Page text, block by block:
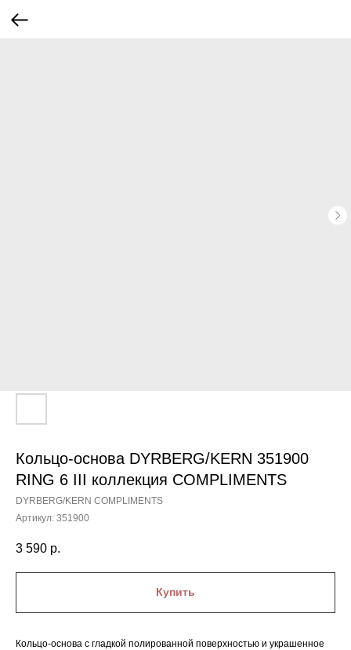
Кольцо-основа DYRBERG/KERN 351900
RING 6 III коллекция COMPLIMENTS
DYRBERG/KERN COMPLIMENTS
Артикул: 351900
3 590 р.
Купить
Кольцо-основа с гладкой полированной поверхностью и украшенное